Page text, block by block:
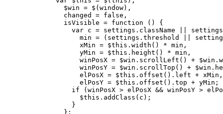
          $win = $(window),
          changed = false,
          isVisible = function () {
var c = settings.className ||
min = (settings.threshold ||
              xMin = $this.width() * min,
              yMin = $this.height() * min,
winPosX = $win.scrollLeft() +
winPosY = $win.scrollTop() +
              elPosX = $this.offset().left + xMin,
              elPosY = $this.offset().top + yMin;
if (winPosX > elPosX && winPosY >
              $this.addClass(c);
            }
          };